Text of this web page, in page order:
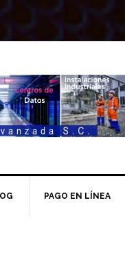
PAGO EN LÍNEA